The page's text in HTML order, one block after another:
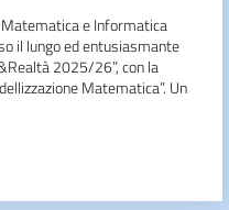
e Informatica
il lungo ed entusiasmante
2025/26”, con la
Matematica”. Un